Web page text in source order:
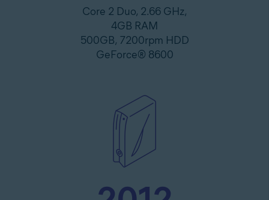
Core 2 Duo, 2.66 GHz,
4GB RAM
500GB, 7200rpm HDD
GeForce® 8600